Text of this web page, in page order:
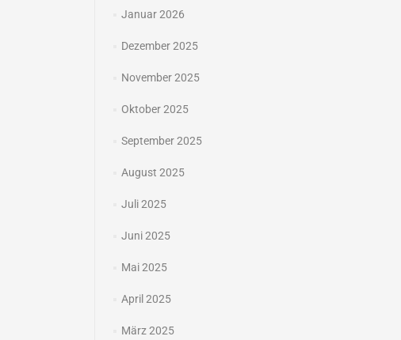
Januar 2026
Dezember 2025
November 2025
Oktober 2025
September 2025
August 2025
Juli 2025
Juni 2025
Mai 2025
April 2025
März 2025